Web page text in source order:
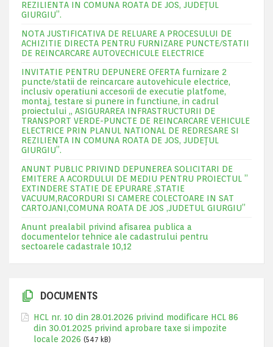
REZILIENTA IN COMUNA ROATA DE JOS, JUDEŢUL
GIURGIU”.
NOTA JUSTIFICATIVA DE RELUARE A PROCESULUI DE
ACHIZITIE DIRECTA PENTRU FURNIZARE PUNCTE/STATII
DE REINCARCARE AUTOVECHICULE ELECTRICE
INVITATIE PENTRU DEPUNERE OFERTA furnizare 2
puncte/statii de reincarcare autovehicule electrice,
inclusiv operatiuni accesorii de executie platfome,
montaj, testare si punere in functiune, in cadrul
proiectului „ ASIGURAREA INFRASTRUCTURII DE
TRANSPORT VERDE-PUNCTE DE REINCARCARE VEHICULE
ELECTRICE PRIN PLANUL NATIONAL DE REDRESARE SI
REZILIENTA IN COMUNA ROATA DE JOS, JUDEŢUL
GIURGIU”.
ANUNT PUBLIC PRIVIND DEPUNEREA SOLICITARI DE
EMITERE A ACORDULUI DE MEDIU PENTRU PROIECTUL ”
EXTINDERE STATIE DE EPURARE ,STATIE
VACUUM,RACORDURI SI CAMERE COLECTOARE IN SAT
CARTOJANI,COMUNA ROATA DE JOS ,JUDETUL GIURGIU”
Anunt prealabil privind afisarea publica a
documentelor tehnice ale cadastrului pentru
sectoarele cadastrale 10,12
DOCUMENTS
HCL nr. 10 din 28.01.2026 privind modificare HCL 86
din 30.01.2025 privind aprobare taxe si impozite
locale 2026 (547 kB)